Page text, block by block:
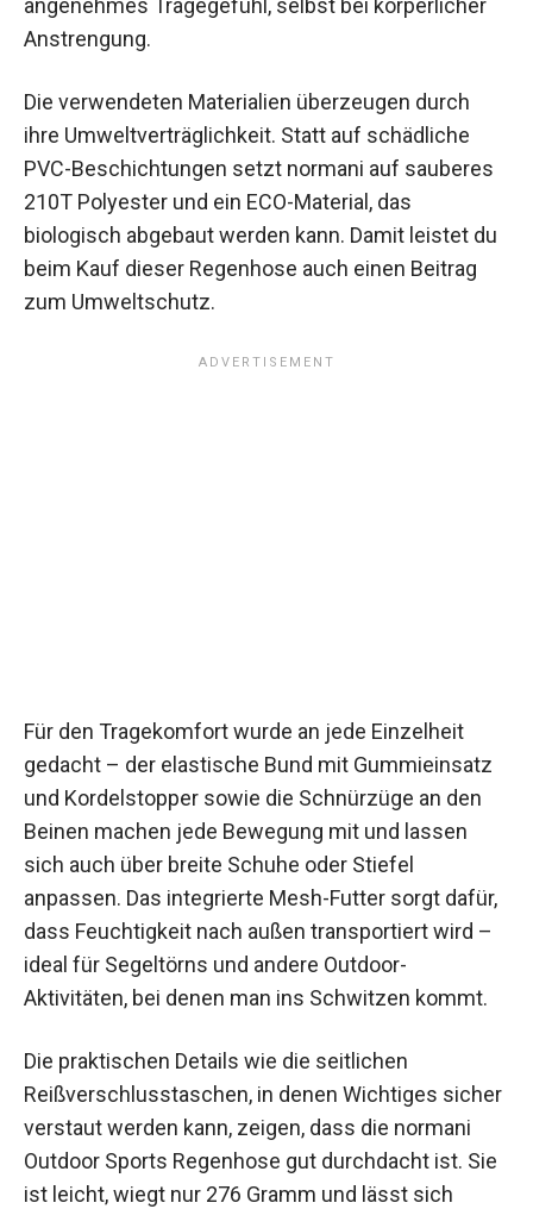
angenehmes Tragegefühl, selbst bei körperlicher
Anstrengung.
Die verwendeten Materialien überzeugen durch
ihre Umweltverträglichkeit. Statt auf schädliche
PVC-Beschichtungen setzt normani auf sauberes
210T Polyester und ein ECO-Material, das
biologisch abgebaut werden kann. Damit leistet du
beim Kauf dieser Regenhose auch einen Beitrag
zum Umweltschutz.
Für den Tragekomfort wurde an jede Einzelheit
gedacht – der elastische Bund mit Gummieinsatz
und Kordelstopper sowie die Schnürzüge an den
Beinen machen jede Bewegung mit und lassen
sich auch über breite Schuhe oder Stiefel
anpassen. Das integrierte Mesh-Futter sorgt dafür,
dass Feuchtigkeit nach außen transportiert wird –
ideal für Segeltörns und andere Outdoor-
Aktivitäten, bei denen man ins Schwitzen kommt.
Die praktischen Details wie die seitlichen
Reißverschlusstaschen, in denen Wichtiges sicher
verstaut werden kann, zeigen, dass die normani
Outdoor Sports Regenhose gut durchdacht ist. Sie
ist leicht, wiegt nur 276 Gramm und lässt sich